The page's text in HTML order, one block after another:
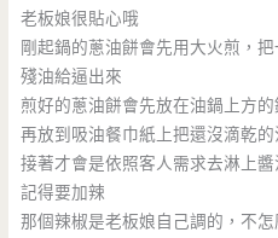
老板娘很貼心哦
剛起鍋的蔥油餅會先用大火煎，
殘油給逼出來
煎好的蔥油餅會先放在油鍋上方
再放到吸油餐巾紙上把還沒滴乾
接著才會是依照客人需求去淋上醬
記得要加辣
那個辣椒是老板娘自己調的，不怎